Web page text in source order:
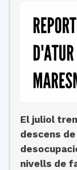
El juliol
descens
nivells de